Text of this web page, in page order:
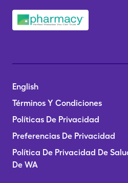
English
Términos Y Condiciones
Políticas De Privacidad
Preferencias De Privacidad
Política De Privacidad De
De WA